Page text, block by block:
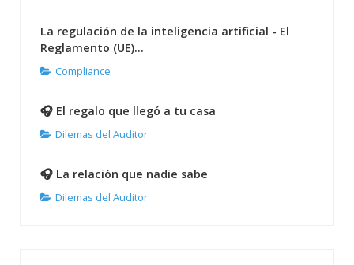
La regulación de la inteligencia artificial - El
Reglamento (UE)...
Compliance
🎧 El regalo que llegó a tu casa
Dilemas del Auditor
🎧 La relación que nadie sabe
Dilemas del Auditor